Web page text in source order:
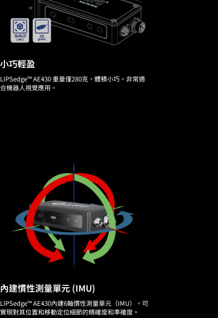
小巧輕盈
LIPSedge™ AE430 重量僅280克，體積小巧。非常適
合機器人視覺應用。
內建慣性測量單元 (IMU)
LIPSedge™ AE430內建6軸慣性測量單元（IMU），可
實現對其位置和移動定位細節的精確度和準確度。